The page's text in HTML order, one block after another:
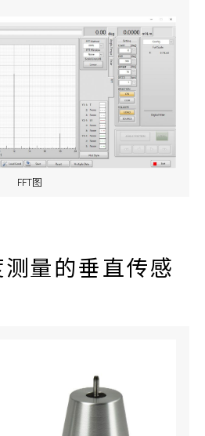
FFT图
量的垂直传感